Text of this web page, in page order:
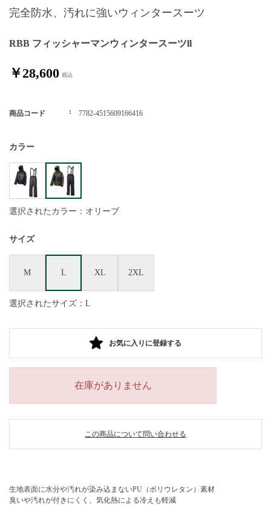
RBB フィッシャーマンウィンタースーツll
完全防水、汚れに強いウィンタースーツ
￥28,600
商品コード 7782-4515609166416
カラー
選択されたカラー：オリーブ
サイズ
M L XL 2XL
選択されたサイズ：L
お気に入りに登録する
在庫がありません
この商品について問い合わせる
生地表面に水分や汚れが染み込まないPU（ポリウレタン）素材
臭いや汚れが付きにくく、気化熱による冷えも軽減